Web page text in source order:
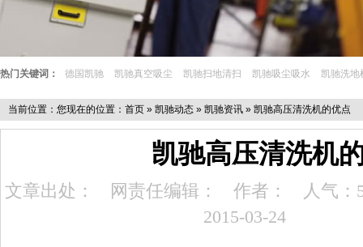
热门关键词： 德国凯驰 凯驰真空吸尘 凯驰扫地清扫 凯驰吸尘吸水 凯驰洗地
当前位置：您现在的位置： 首页 » 凯驰动态 » 凯驰资讯 » 凯驰高压清洗机的优点
凯驰高压清洗机
文章出处： 网责任编辑： 作者：
人气：
2015-03-24